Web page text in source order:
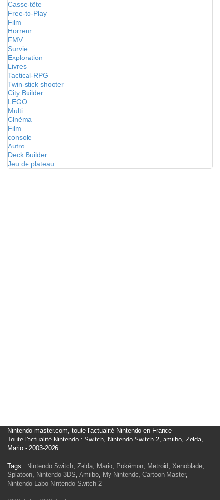
Casse-tête
Free-to-Play
Film
Horreur
FMV
Survie
Exploration
Livres
Tactical-RPG
Twin-stick shooter
City Builder
LEGO
Multi
Cinéma
Film
console
Autre
Deck Builder
Jeu de plateau
Nintendo-master.com, toute l'actualité Nintendo en France
Toute l'actualité Nintendo : Switch, Nintendo Switch 2, amiibo, Zelda,
Mario - 2003-2026
Tags : Nintendo Switch, Zelda, Mario, Pokémon, Metroid, Xenoblade,
Splatoon, Nintendo 3DS, Amiibo, My Nintendo, Cartoon Master,
Nintendo Labo Nintendo Switch 2